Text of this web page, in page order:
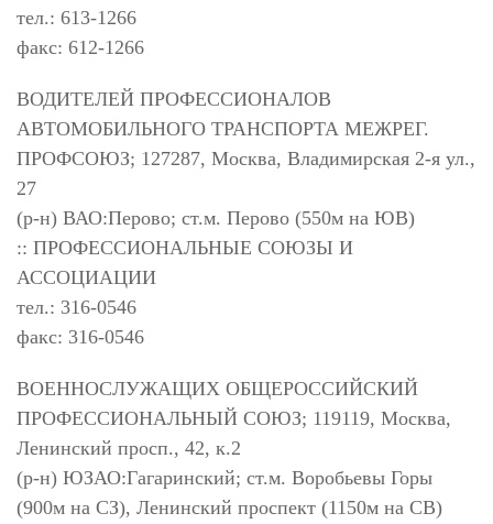
тел.: 613-1266
факс: 612-1266
ВОДИТЕЛЕЙ ПРОФЕССИОНАЛОВ
АВТОМОБИЛЬНОГО ТРАНСПОРТА МЕЖРЕГ.
ПРОФСОЮЗ; 127287, Москва, Владимирская 2-я ул.,
27
(р-н) ВАО:Перово; ст.м. Перово (550м на ЮВ)
:: ПРОФЕССИОНАЛЬНЫЕ СОЮЗЫ И
АССОЦИАЦИИ
тел.: 316-0546
факс: 316-0546
ВОЕННОСЛУЖАЩИХ ОБЩЕРОССИЙСКИЙ
ПРОФЕССИОНАЛЬНЫЙ СОЮЗ; 119119, Москва,
Ленинский просп., 42, к.2
(р-н) ЮЗАО:Гагаринский; ст.м. Воробьевы Горы
(900м на СЗ), Ленинский проспект (1150м на СВ)